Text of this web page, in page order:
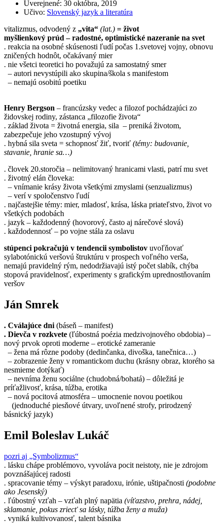
Uverejnené: 30 októbra, 2019
Učivo: Slovenský jazyk a literatúra
vitalizmus, odvodený z „vita“ (lat.) = život
myšlienkový prúd – radostné, optimistické nazeranie na svet
. reakcia na osobné skúsenosti ľudí počas 1.svetovej vojny, obnovu
zničených hodnôt, očakávaný mier
. nie všetci teoretici ho považujú za samostatný smer
– autori nevystúpili ako skupina/škola s manifestom
– nemajú osobitú poetiku
Henry Bergson – francúzsky vedec a filozof pochádzajúci zo
židovskej rodiny, zástanca „filozofie života“
. základ života = životná energia, sila – preniká životom,
zabezpečuje jeho vzostupný vývoj
. hybná sila sveta = schopnosť žiť, tvoriť (témy: budovanie,
stavanie, hranie sa…)
. človek 20.storočia – nelimitovaný hranicami vlasti, patrí mu svet
. životný elán človeka:
– vnímanie krásy života všetkými zmyslami (senzualizmus)
– verí v spoločenstvo ľudí
. najčastejšie témy: mier, mladosť, krása, láska priateľstvo, život vo
všetkých podobách
. jazyk – každodenný (hovorový, často aj nárečové slová)
. každodennosť – po vojne stála za oslavu
stúpenci pokračujú v tendencii symbolistov uvoľňovať
sylabotónickú veršovú štruktúru v prospech voľného verša,
nemajú pravidelný rým, nedodržiavajú istý počet slabík, chýba
stopová pravidelnosť, experimenty s grafickým uprednostňovaním
veršov
Ján Smrek
. Cválajúce dni (báseň – manifest)
. Dievča v rozkvete (ľúbostná poézia medzivojnového obdobia) –
nový prvok oproti moderne – erotické zameranie
– žena má rôzne podoby (dedinčanka, divoška, tanečnica…)
– zobrazenie ženy v romantickom duchu (krásny obraz, ktorého sa
nesmieme dotýkať)
– nevníma ženu sociálne (chudobná/bohatá) – dôležitá je
príťažlivosť, krása, túžba, erotika
– nová pocitová atmosféra – umocnenie novou poetikou
(jednoduché piesňové útvary, uvoľnené strofy, prirodzený
básnický jazyk)
Emil Boleslav Lukáč
pozri aj „Symbolizmus“
. lásku chápe problémovo, vyvoláva pocit neistoty, nie je zdrojom
povznášajúcej radosti
. spracovanie témy – výskyt paradoxu, irónie, uštipačnosti (podobne
ako Jesenský)
. ľúbostný vzťah – vzťah plný napätia (víťazstvo, prehra, nádej,
sklamanie, pokus zriecť sa lásky, túžba ženy a muža)
. vyniká kultivovanosť, talent básnika